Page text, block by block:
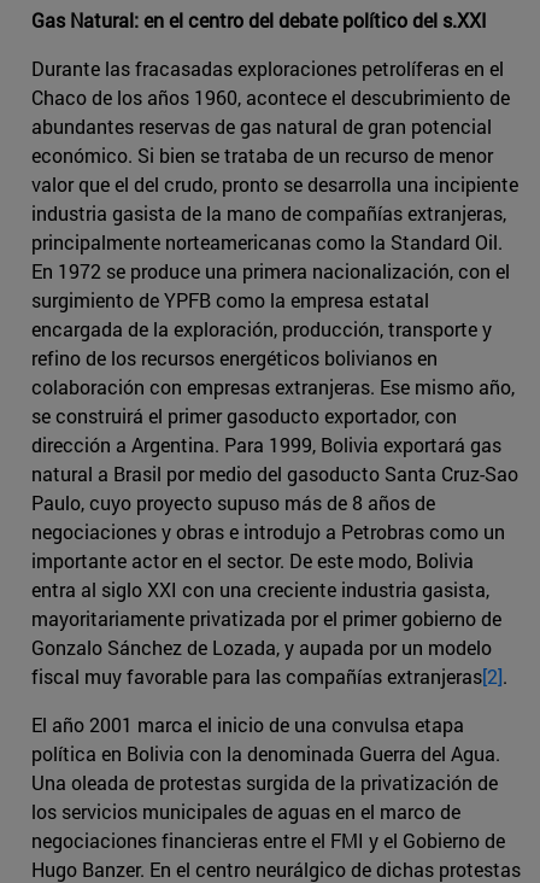
Gas Natural: en el centro del debate político del s.XXI
Durante las fracasadas exploraciones petrolíferas en el
Chaco de los años 1960, acontece el descubrimiento de
abundantes reservas de gas natural de gran potencial
económico. Si bien se trataba de un recurso de menor
valor que el del crudo, pronto se desarrolla una incipiente
industria gasista de la mano de compañías extranjeras,
principalmente norteamericanas como la Standard Oil.
En 1972 se produce una primera nacionalización, con el
surgimiento de YPFB como la empresa estatal
encargada de la exploración, producción, transporte y
refino de los recursos energéticos bolivianos en
colaboración con empresas extranjeras. Ese mismo año,
se construirá el primer gasoducto exportador, con
dirección a Argentina. Para 1999, Bolivia exportará gas
natural a Brasil por medio del gasoducto Santa Cruz-Sao
Paulo, cuyo proyecto supuso más de 8 años de
negociaciones y obras e introdujo a Petrobras como un
importante actor en el sector. De este modo, Bolivia
entra al siglo XXI con una creciente industria gasista,
mayoritariamente privatizada por el primer gobierno de
Gonzalo Sánchez de Lozada, y aupada por un modelo
fiscal muy favorable para las compañías extranjeras[2].
El año 2001 marca el inicio de una convulsa etapa
política en Bolivia con la denominada Guerra del Agua.
Una oleada de protestas surgida de la privatización de
los servicios municipales de aguas en el marco de
negociaciones financieras entre el FMI y el Gobierno de
Hugo Banzer. En el centro neurálgico de dichas protestas